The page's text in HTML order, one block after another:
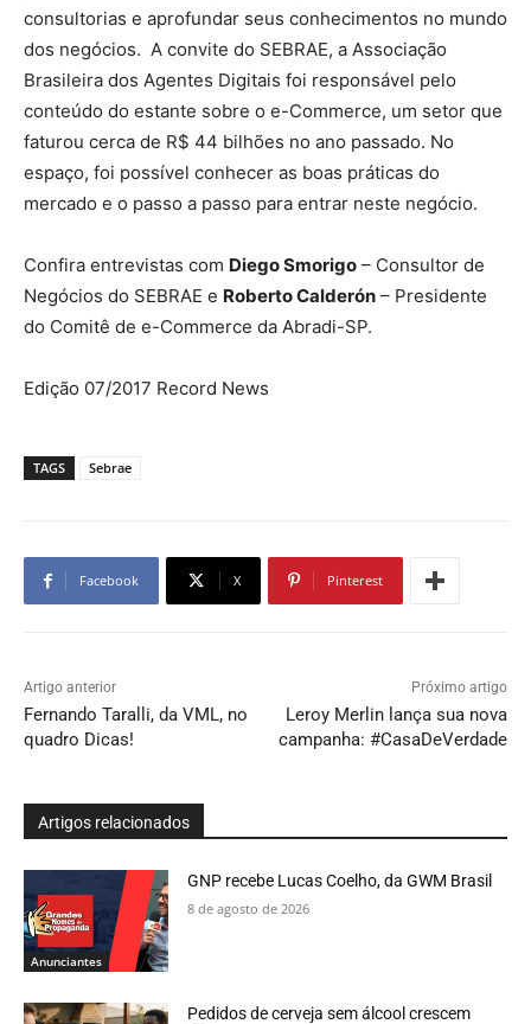
consultorias e aprofundar seus conhecimentos no mundo
dos negócios. A convite do SEBRAE, a Associação
Brasileira dos Agentes Digitais foi responsável pelo
conteúdo do estante sobre o e-Commerce, um setor que
faturou cerca de R$ 44 bilhões no ano passado. No
espaço, foi possível conhecer as boas práticas do
mercado e o passo a passo para entrar neste negócio.
Confira entrevistas com Diego Smorigo – Consultor de
Negócios do SEBRAE e Roberto Calderón – Presidente
do Comitê de e-Commerce da Abradi-SP.
Edição 07/2017 Record News
TAGS Sebrae
Facebook X Pinterest
Artigo anterior
Fernando Taralli, da VML, no
quadro Dicas!
Próximo artigo
Leroy Merlin lança sua nova
campanha: #CasaDeVerdade
Artigos relacionados
Anunciantes
GNP recebe Lucas Coelho, da GWM Brasil
8 de agosto de 2026
Pedidos de cerveja sem álcool crescem